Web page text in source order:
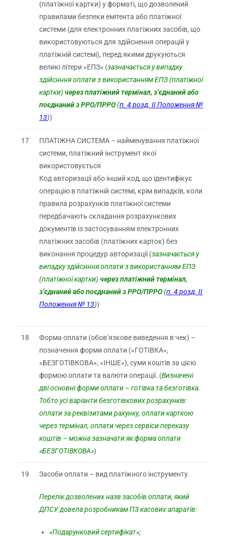
(платіжної картки) у форматі, що дозволений
правилами безпеки емітента або платіжної
системи (для електронних платіжних засобів, що
використовуються для здійснення операцій у
платіжній системі), перед якими друкуються
великі літери «ЕПЗ» (зазначається у випадку
здійснння оплати з використанням ЕПЗ (платіжної
картки)через платіжний термінал, з’єднаний або
поєднаний з РРО/ПРРО(п. 4 розд. ІІ Положення №
13))
17
ПЛАТІЖНА СИСТЕМА – найменування платіжної
системи, платіжний інструмент якої
використовується
Код авторизації або інший код, що ідентифікує
операцію в платіжній системі, крім випадків, коли
правила розрахунків платіжної системи
передбачають складання розрахункових
документів із застосуванням електронних
платіжних засобів (платіжних карток) без
виконання процедур авторизації (зазначається у
випадкуздійснння оплати з використанням ЕПЗ
(платіжної картки)через платіжний термінал,
з’єднаний або поєднаний з РРО/ПРРО(п. 4 розд. ІІ
Положення № 13))
18
Форма оплати (обов’язкове виведення в чек) –
позначення форми оплати («ГОТІВКА»,
«БЕЗГОТІВКОВА», «ІНШЕ»), суми коштів за цією
формою оплати та валюти операції. (Визначені
дві основні форми оплати – готівка та безготівка.
Тобто усі варіанти безготівкових розрахунків:
оплати за реквізитами рахунку, оплати карткою
через термінал, оплати через сервіси переказу
коштів – можна зазначати як форма оплати
«БЕЗГОТІВКОВА»)
19 Засоби оплати – вид платіжного інструменту.
Перелік дозволених назв засобів оплати, який
ДПСУ довела розробникам ПЗ касових апаратів:
«Подарунковий сертифікат»;